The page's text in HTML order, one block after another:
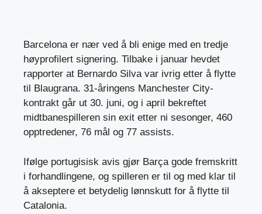
Barcelona er nær ved å bli enige med en tredje
høyprofilert signering. Tilbake i januar hevdet
rapporter at Bernardo Silva var ivrig etter å flytte
til Blaugrana. 31-åringens Manchester City-
kontrakt går ut 30. juni, og i april bekreftet
midtbanespilleren sin exit etter ni sesonger, 460
opptredener, 76 mål og 77 assists.
Ifølge portugisisk avis gjør Barça gode fremskritt
i forhandlingene, og spilleren er til og med klar til
å akseptere et betydelig lønnskutt for å flytte til
Catalonia.